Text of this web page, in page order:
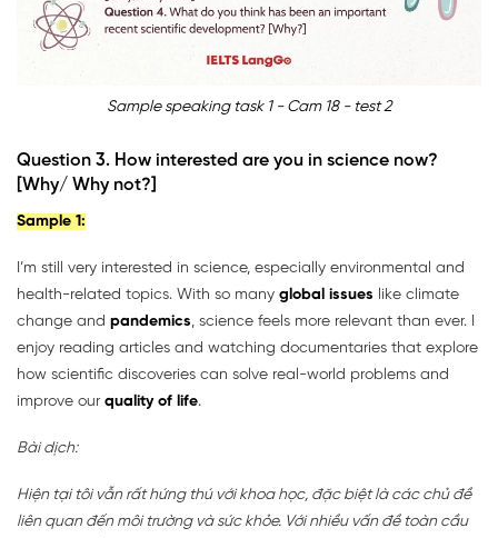
Sample speaking task 1 - Cam 18 - test 2
Question 3. How interested are you in science now?
[Why/ Why not?]
Sample 1:
I’m still very interested in science, especially environmental and
health-related topics. With so many global issues like climate
change and pandemics, science feels more relevant than ever. I
enjoy reading articles and watching documentaries that explore
how scientific discoveries can solve real-world problems and
improve our quality of life.
Bài dịch:
Hiện tại tôi vẫn rất hứng thú với khoa học, đặc biệt là các chủ đề
liên quan đến môi trường và sức khỏe. Với nhiều vấn đề toàn cầu